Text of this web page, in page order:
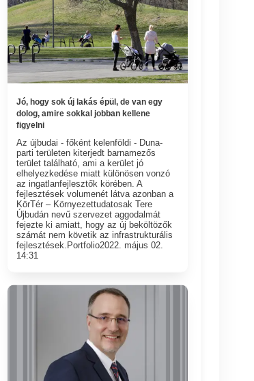
Jó, hogy sok új lakás épül, de van egy
dolog, amire sokkal jobban kellene
figyelni
Az újbudai - főként kelenföldi - Duna-
parti területen kiterjedt barnamezős
terület található, ami a kerület jó
elhelyezkedése miatt különösen vonzó
az ingatlanfejlesztők körében. A
fejlesztések volumenét látva azonban a
KörTér – Környezettudatosak Tere
Újbudán nevű szervezet aggodalmát
fejezte ki amiatt, hogy az új beköltözők
számát nem követik az infrastrukturális
fejlesztések.Portfolio2022. május 02.
14:31